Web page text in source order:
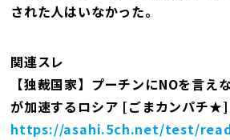
された人はいなかった。
関連スレ
【独裁国家】プーチンにNOを言え
が加速するロシア [ごまカンパチ★]
https://asahi.5ch.net/test/